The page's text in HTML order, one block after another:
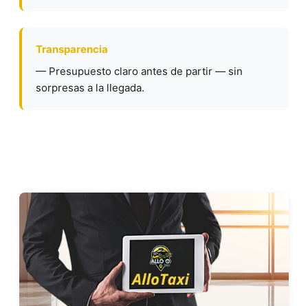
Transparencia
— Presupuesto claro antes de partir — sin
sorpresas a la llegada.